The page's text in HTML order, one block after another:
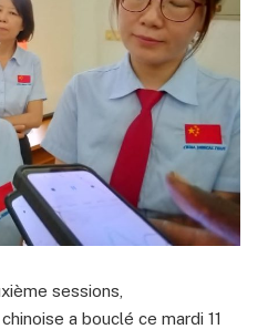
sessions,
a bouclé ce mardi 11